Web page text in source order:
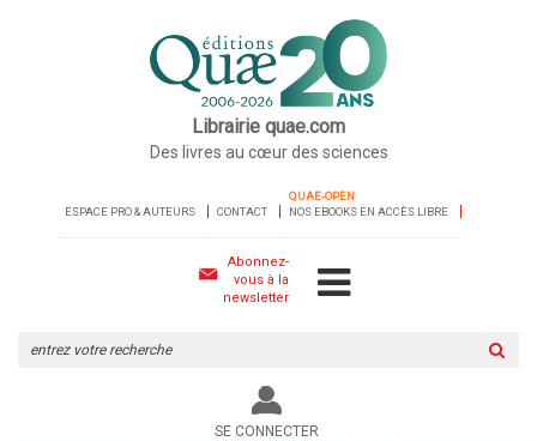
Librairie quae.com
Des livres au cœur des sciences
ESPACE PRO & AUTEURS CONTACT
QUAE-OPEN
NOS EBOOKS EN ACCÈS LIBRE
Abonnez-
vous à la
newsletter
le
site
SE CONNECTER